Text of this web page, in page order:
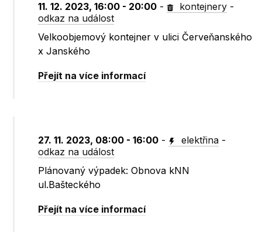
11. 12. 2023, 16:00 - 20:00 - kontejnery -
odkaz na událost
Velkoobjemový kontejner v ulici Červeňanského
x Janského
Přejít na více informací
27. 11. 2023, 08:00 - 16:00 - elektřina -
odkaz na událost
Plánovaný výpadek: Obnova kNN
ul.Bašteckého
Přejít na více informací